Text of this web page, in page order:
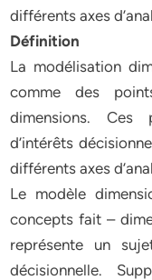
différents axes
Définition
La modélisation
comme des
dimensions. Ces
d’intérêts
différents axes
Le modèle
concepts fait –
représente un
décisionnelle.